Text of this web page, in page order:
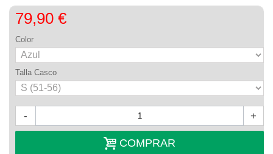
79,90 €
Color
Talla Casco
- +
COMPRAR